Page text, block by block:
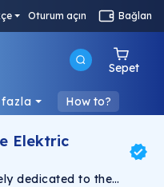
Oturum açın Bağlan
Sepet
How to?
Elektric
dedicated to the